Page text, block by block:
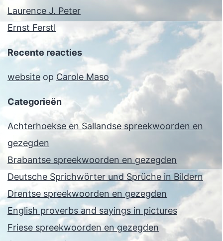
Laurence J. Peter
Ernst Ferstl
Recente reacties
website op Carole Maso
Categorieën
Achterhoekse en Sallandse spreekwoorden en
gezegden
Brabantse spreekwoorden en gezegden
Deutsche Sprichwörter und Sprüche in Bildern
Drentse spreekwoorden en gezegden
English proverbs and sayings in pictures
Friese spreekwoorden en gezegden